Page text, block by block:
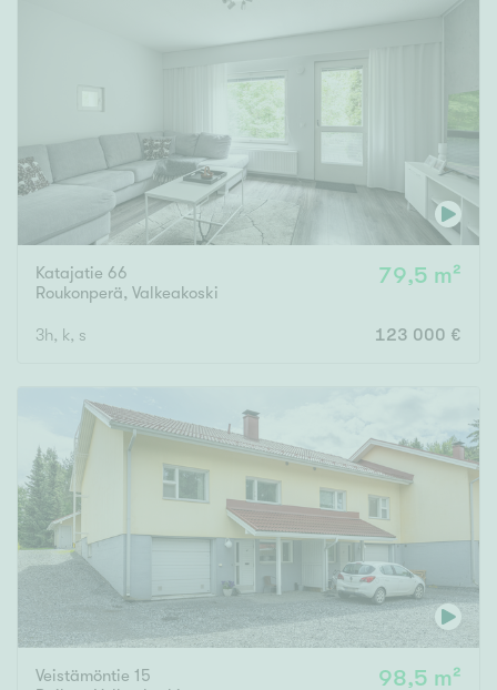
Katajatie 66
Roukonperä, Valkeakoski
79,5 m²
3h, k, s 123 000 €
Veistämöntie 15
98,5 m²